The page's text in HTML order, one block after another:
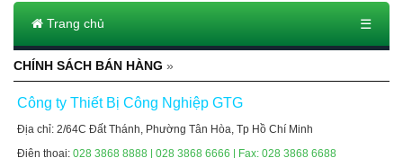
Trang chủ ☰
CHÍNH SÁCH BÁN HÀNG »
Công ty Thiết Bị Công Nghiệp GTG
Địa chỉ: 2/64C Đất Thánh, Phường Tân Hòa, Tp Hồ Chí Minh
Điện thoại:028 3868 8888 | 028 3868 6666 | Fax: 028 3868 6688